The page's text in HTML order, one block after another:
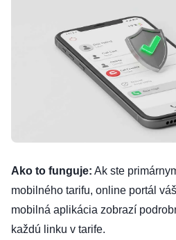
Ako to funguje: Ak ste
mobilného tarifu, online portál
mobilná aplikácia zobrazí
každú linku v tarife.